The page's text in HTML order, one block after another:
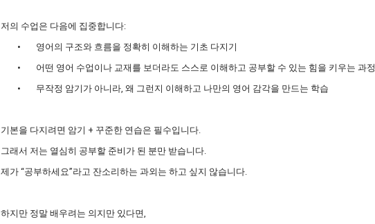
저의 수업은 다음에 집중합니다:
•
영어의 구조와 흐름을 정확히 이해하는 기초 다지기
•
어떤 영어 수업이나 교재를 보더라도 스스로 이해하고 공부할 수 있는 힘을 키우는 과정
•
무작정 암기가 아니라, 왜 그런지 이해하고 나만의 영어 감각을 만드는 학습
기본을 다지려면 암기 + 꾸준한 연습은 필수입니다.
그래서 저는 열심히 공부할 준비가 된 분만 받습니다.
제가 “공부하세요”라고 잔소리하는 과외는 하고 싶지 않습니다.
하지만 정말 배우려는 의지만 있다면,